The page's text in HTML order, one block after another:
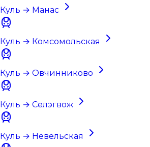
Куль → Манас
Куль → Комсомольская
Куль → Овчинниково
Куль → Селэгвож
Куль → Невельская